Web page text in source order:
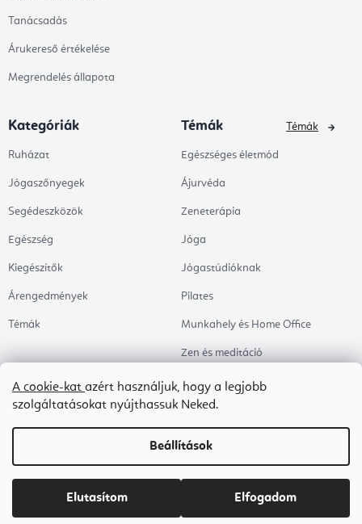
A cookie-kat azért használjuk, hogy a legjobb
szolgáltatásokat nyújthassuk Neked.
Beállítások
Elutasítom Elfogadom
Tanácsadás
Árukereső értékelése
Megrendelés állapota
Kategóriák
Ruházat
Jógaszőnyegek
Segédeszközök
Egészség
Kiegészítők
Árengedmények
Témák
Témák
Egészséges életmód
Ájurvéda
Zeneterápia
Jóga
Jógastúdióknak
Pilates
Munkahely és Home Office
Zen és meditáció
Aromaterápia
Egészséges alvás
Kedvenceink
Témák
Shoptet Premium készítette
Copyright 2026Flexity. Minden jog fenntartva.Süti beállítások szerkesztése